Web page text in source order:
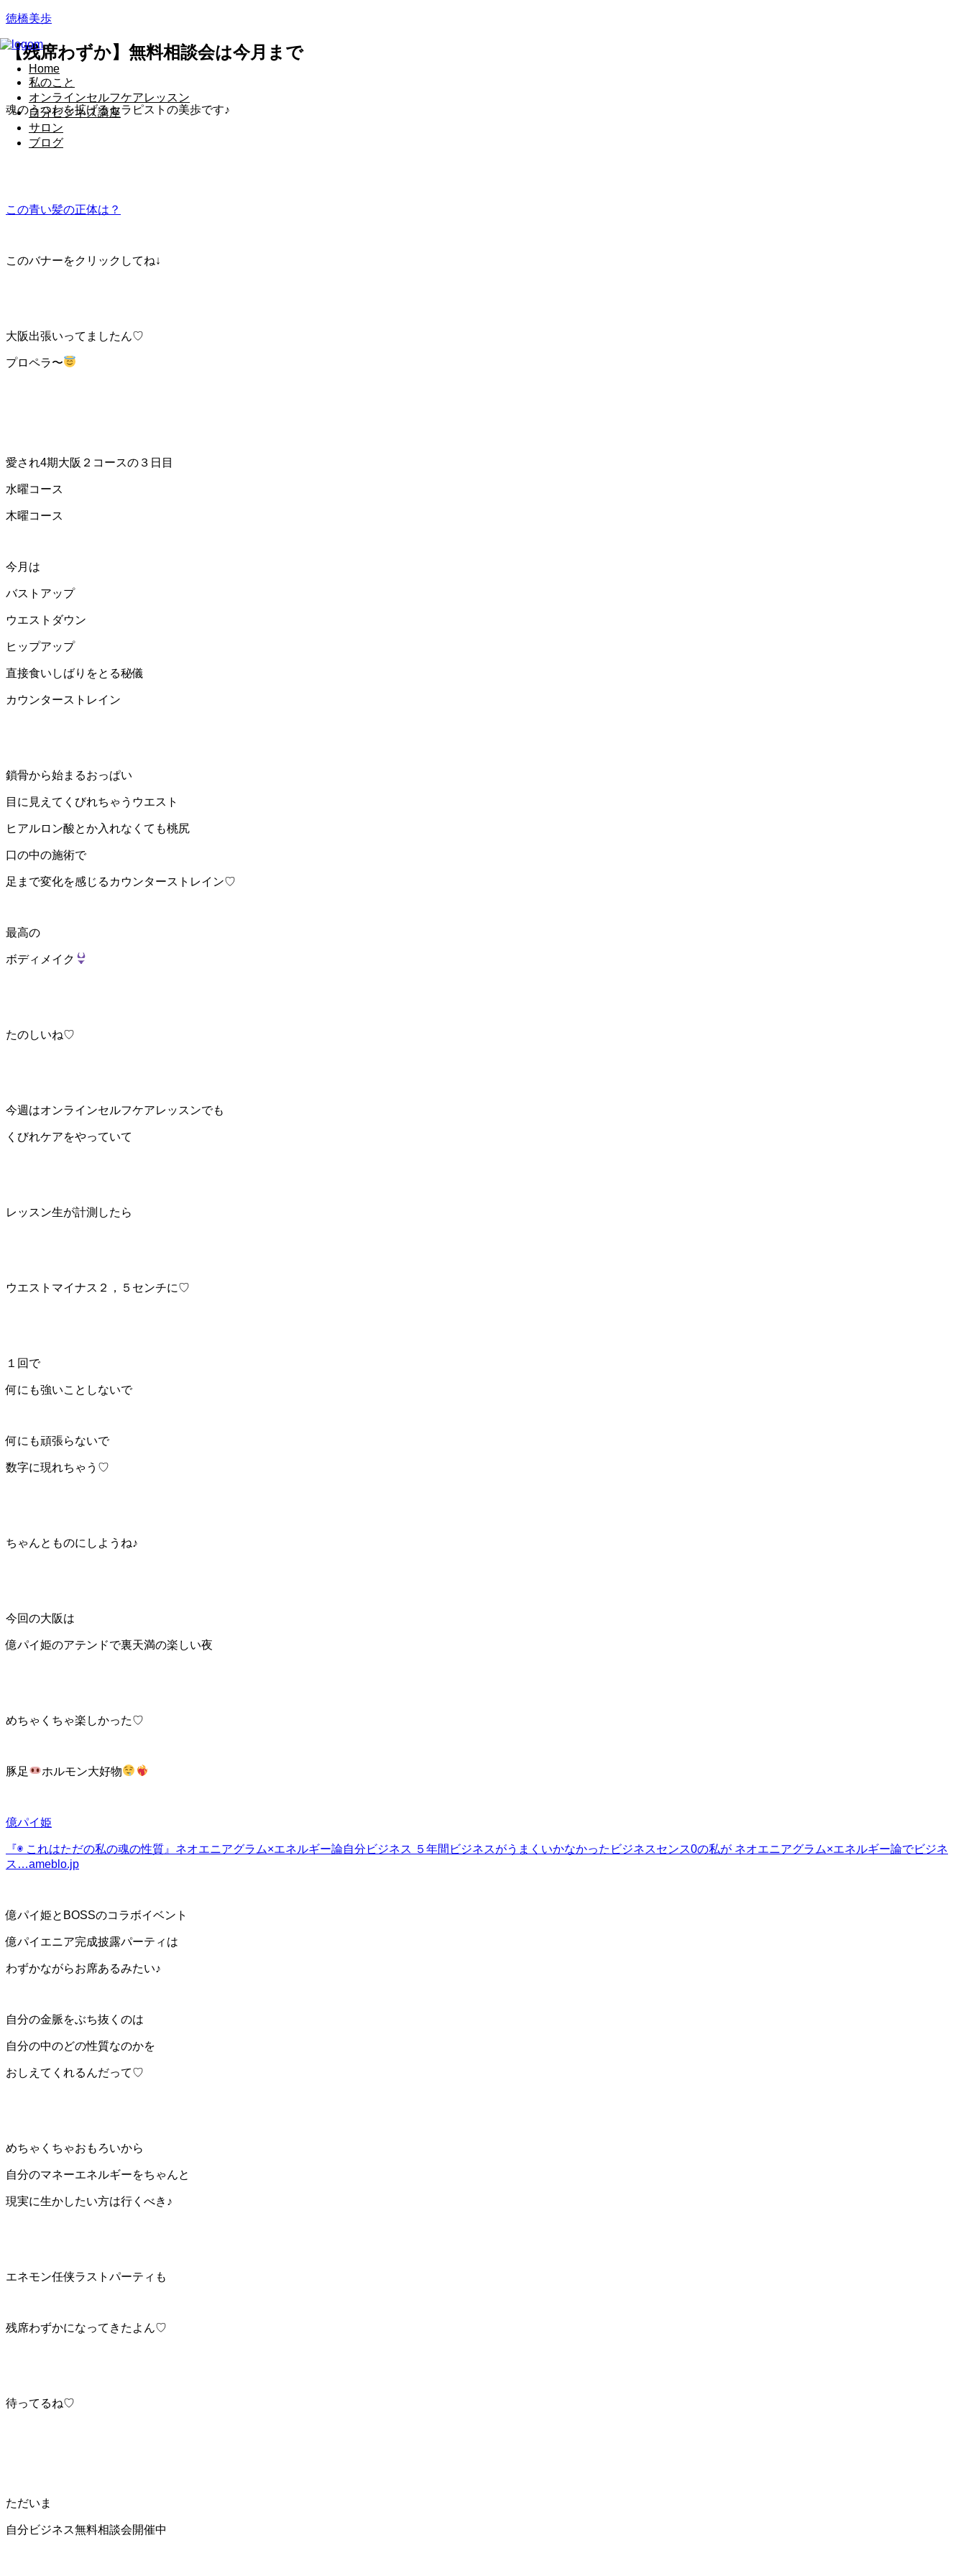
徳橋美歩
Home
私のこと
オンラインセルフケアレッスン
自分ビジネス講座
サロン
ブログ
【残席わずか】無料相談会は今月まで
魂のうつわを拡げるセラピストの美歩です♪
この青い髪の正体は？
このバナーをクリックしてね↓
大阪出張いってましたん♡
プロペラ〜
愛され4期大阪２コースの３日目
水曜コース
木曜コース
今月は
バストアップ
ウエストダウン
ヒップアップ
直接食いしばりをとる秘儀
カウンターストレイン
鎖骨から始まるおっぱい
目に見えてくびれちゃうウエスト
ヒアルロン酸とか入れなくても桃尻
口の中の施術で
足まで変化を感じるカウンターストレイン♡
最高の
ボディメイク
たのしいね♡
今週はオンラインセルフケアレッスンでも
くびれケアをやっていて
レッスン生が計測したら
ウエストマイナス２，５センチに♡
１回で
何にも強いことしないで
何にも頑張らないで
数字に現れちゃう♡
ちゃんとものにしようね♪
今回の大阪は
億パイ姫のアテンドで裏天満の楽しい夜
めちゃくちゃ楽しかった♡
豚足 ホルモン大好物
億パイ姫
『◉ これはただの私の魂の性質』 ネオエニアグラム×エネルギー論自分ビジネス ５年間ビジネスがうまくいかなかったビジネスセンス0の私が ネオエニアグラム×エネルギー論でビジネ
ス…ameblo.jp
億パイ姫とBOSSのコラボイベント
億パイエニア完成披露パーティは
わずかながらお席あるみたい♪
自分の金脈をぶち抜くのは
自分の中のどの性質なのかを
おしえてくれるんだって♡
めちゃくちゃおもろいから
自分のマネーエネルギーをちゃんと
現実に生かしたい方は行くべき♪
エネモン任侠ラストパーティも
残席わずかになってきたよん♡
待ってるね♡
ただいま
自分ビジネス無料相談会開催中